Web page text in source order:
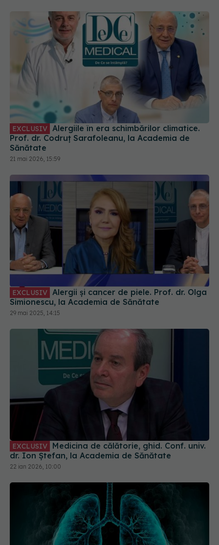
EXCLUSIV
Prof. dr. Codruț Sarafoleanu, la Academia de
Sănătate
21 mai 2026, 15:59
EXCLUSIV
Simionescu, la Academia de Sănătate
29 mai 2025, 14:15
EXCLUSIV
dr. Ion Ștefan, la Academia de Sănătate
22 ian 2026, 10:00